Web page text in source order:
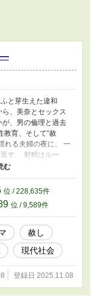
―
と芽生えた違和
、美奈とセックス
が、男の倫理と過去
教育、そして“赦
れる夫婦の夜に、 一
す。 射精はルー
を通して「誠実と
ドラマである。 ※
含みますが、内容
っています。
位 / 228,635件
位 / 9,589件
赦し
現代社会
登録日 2025.11.08